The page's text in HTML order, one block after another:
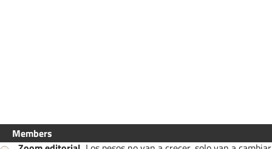
Members